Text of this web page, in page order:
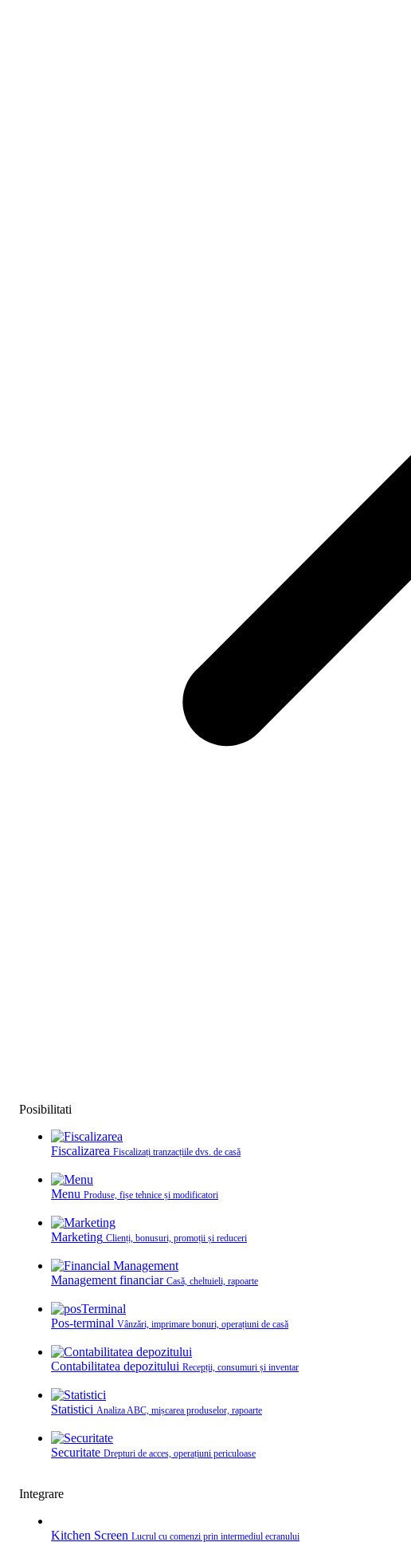
Posibilitati
Fiscalizarea Fiscalizați tranzacțiile dvs. de casă
Menu Produse, fișe tehnice și modificatori
Marketing Clienți, bonusuri, promoții și reduceri
Management financiar Casă, cheltuieli, rapoarte
Pos-terminal Vânzări, imprimare bonuri, operațiuni de casă
Contabilitatea depozitului Recepții, consumuri și inventar
Statistici Analiza ABC, mișcarea produselor, rapoarte
Securitate Drepturi de acces, operațiuni periculoase
Integrare
Kitchen Screen Lucrul cu comenzi prin intermediul ecranului